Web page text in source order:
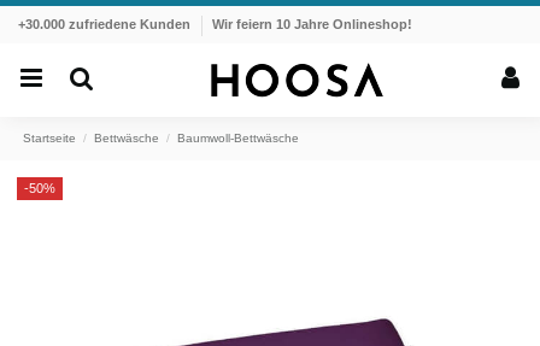
+30.000 zufriedene Kunden Wir feiern 10 Jahre Onlineshop!
Startseite Bettwäsche Baumwoll-Bettwäsche
-50%